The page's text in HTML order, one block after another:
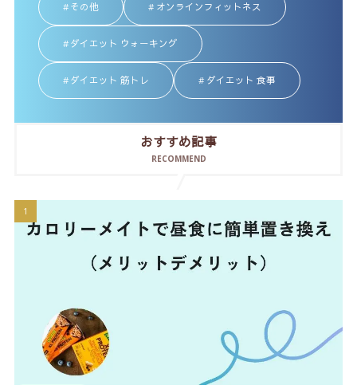
その他 オンラインフィットネス
ダイエット ウォーキング
ダイエット 筋トレ ダイエット 食事
おすすめ記事
RECOMMEND